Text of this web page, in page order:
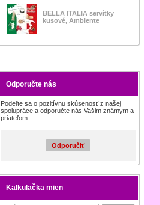
BELLA ITALIA servítky
kusové, Ambiente
Odporučte nás
Podeľte sa o pozitívnu skúsenosť z našej
spolupráce a odporučte nás Vašim známym a
priateľom:
Odporučiť
Kalkulačka mien